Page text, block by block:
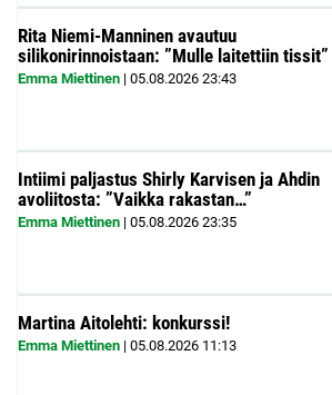
Rita Niemi-Manninen avautuu
silikonirinnoistaan: ”Mulle laitettiin tissit”
Emma Miettinen | 05.08.2026 23:43
Intiimi paljastus Shirly Karvisen ja Ahdin
avoliitosta: ”Vaikka rakastan…”
Emma Miettinen | 05.08.2026 23:35
Martina Aitolehti: konkurssi!
Emma Miettinen | 05.08.2026 11:13